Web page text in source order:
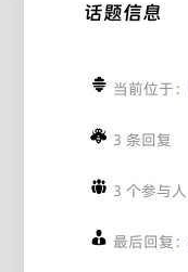
话题信息
当前位于：
3 条回复
3 个参与人
最后回复：